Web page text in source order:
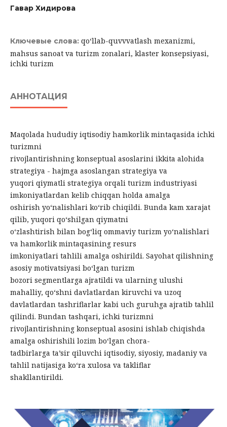
Гавҳар Хидирова
Ключевые слова: qo‘llab-quvvvatlash mexanizmi,
mahsus sаnоаt vа turizm zоnаlаri, klаstеr kоnsеpsiyаsi,
ichki turizm
АННОТАЦИЯ
Maqolada hududiy iqtisodiy hamkorlik mintaqasida ichki
turizmni
rivojlantirishning konseptual asoslarini ikkita alohida
strategiya - hajmga asoslangan strategiya va
yuqori qiymatli strategiya orqali turizm industriyasi
imkoniyatlardan kelib chiqqan holda amalga
oshirish yo‘nalishlari ko‘rib chiqildi. Bunda kam xarajat
qilib, yuqori qo‘shilgan qiymatni
o‘zlashtirish bilan bog‘liq ommaviy turizm yo‘nalishlari
va hamkorlik mintaqasining resurs
imkoniyatlari tahlili amalga oshirildi. Sayohat qilishning
asosiy motivatsiyasi bo‘lgan turizm
bozori segmentlarga ajratildi va ularning ulushi
mahalliy, qo‘shni davlatlardan kiruvchi va uzoq
davlatlardan tashriflarlar kabi uch guruhga ajratib tahlil
qilindi. Bundan tashqari, ichki turizmni
rivojlantirishning konseptual asosini ishlab chiqishda
amalga oshirishili lozim bo‘lgan chora-
tadbirlarga ta’sir qiluvchi iqtisodiy, siyosiy, madaniy va
tahlil natijasiga ko‘ra xulosa va takliflar
shakllantirildi.